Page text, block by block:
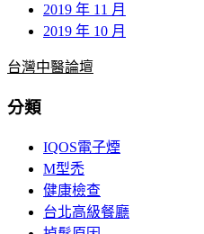
2019 年 11 月
2019 年 10 月
台灣中醫論壇
分類
IQOS電子煙
M型禿
健康檢查
台北高級餐廳